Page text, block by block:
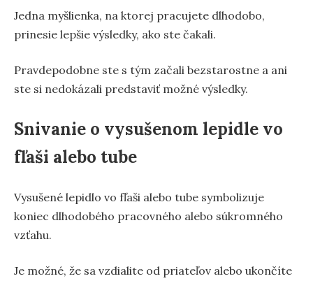
Jedna myšlienka, na ktorej pracujete dlhodobo,
prinesie lepšie výsledky, ako ste čakali.
Pravdepodobne ste s tým začali bezstarostne a ani
ste si nedokázali predstaviť možné výsledky.
Snivanie o vysušenom lepidle vo
fľaši alebo tube
Vysušené lepidlo vo fľaši alebo tube symbolizuje
koniec dlhodobého pracovného alebo súkromného
vzťahu.
Je možné, že sa vzdialite od priateľov alebo ukončíte